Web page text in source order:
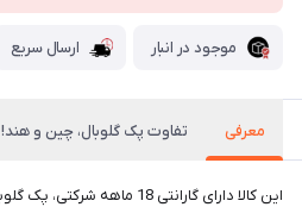
موجود در انبار ارسال سریع
معرفی تفاوت پک گلوبال، چین و هند!
این کالا دارای گارانتی 18 ماهه شرکتی، پک گلوبال و نات اکتیو می باشند.